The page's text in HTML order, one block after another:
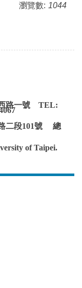
瀏覽數: 1044
西路一號 TEL:
路二段101號 總
of Taipei.